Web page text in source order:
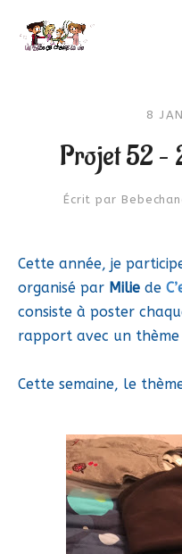
8
Projet 52 –
Écrit par
Cette année, je
organisé par Milie de
consiste à poster
rapport avec un thème
Cette semaine, le